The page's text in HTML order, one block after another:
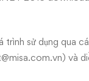
sử dụng qua
) và